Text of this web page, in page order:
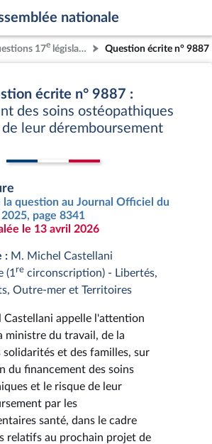
nationale
17e législature Question écrite n° 9887
écrite n° 9887 :
des soins ostéopathiques
leur déremboursement
la question au Journal Officiel du
page 8341
le 13 avril 2026
: M. Michel Castellani
(1 re circonscription) - Libertés,
Outre-mer et Territoires
Castellani appelle l'attention
ministre du travail, de la
solidarités et des familles, sur
du financement des soins
et le risque de leur
par les
santé, dans le cadre
relatifs au prochain projet de